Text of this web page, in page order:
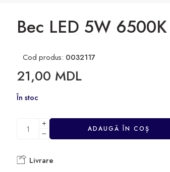
Bec LED 5W
Cod produs: 0032117
21,00 MDL
În stoc
ADAUGĂ ÎN COȘ
Livrare